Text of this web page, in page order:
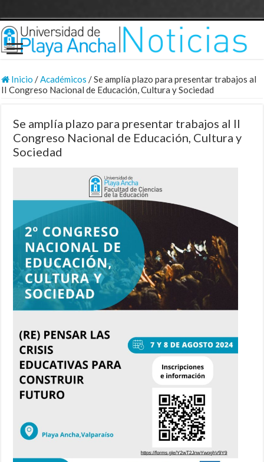
Inicio /Académicos /Se amplía plazo para presentar trabajos al
II Congreso Nacional de Educación, Cultura y Sociedad
Se amplía plazo para presentar trabajos al II
Congreso Nacional de Educación, Cultura y
Sociedad